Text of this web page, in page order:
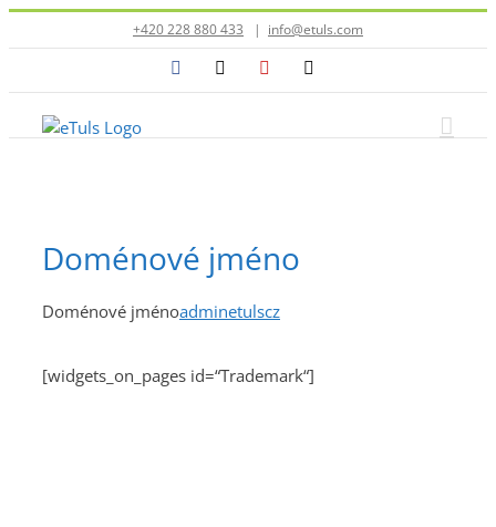
na
+420 228 880 433 | info@etuls.com
Facebook YouTube
Doménové jméno
Doménové jménoadminetulscz
[widgets_on_pages id=“Trademark“]